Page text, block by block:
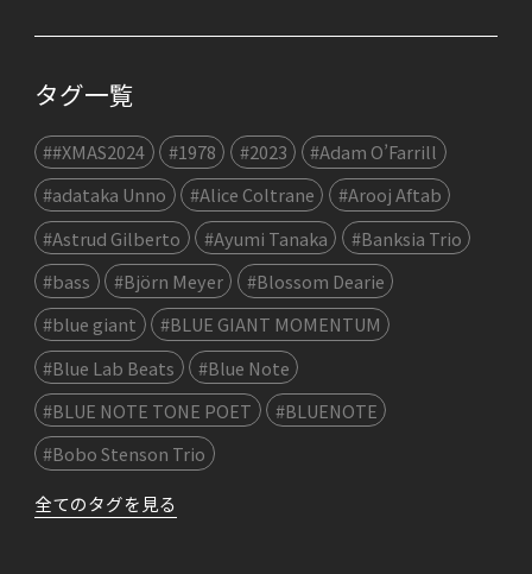
タグ一覧
##XMAS2024 #1978 #2023
#Adam O’Farrill
#adataka Unno
#Alice Coltrane
#Arooj Aftab
#Astrud Gilberto
#Ayumi Tanaka
#Banksia Trio
#bass
#Björn Meyer
#Blossom Dearie
#blue giant
#BLUE GIANT MOMENTUM
#Blue Lab Beats
#Blue Note
#BLUE NOTE TONE POET
#BLUENOTE
#Bobo Stenson Trio
全てのタグを見る